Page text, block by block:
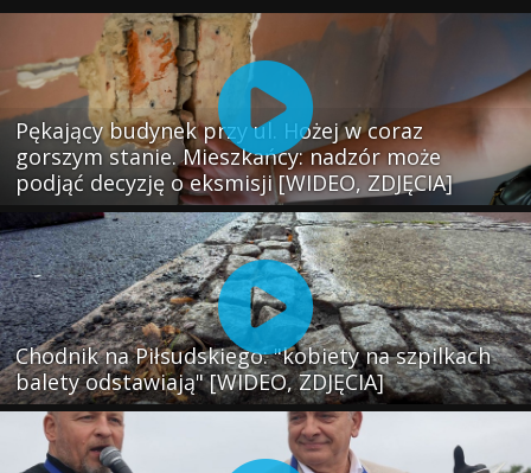
Pękający budynek przy ul. Hożej w coraz
gorszym stanie. Mieszkańcy: nadzór może
podjąć decyzję o eksmisji [WIDEO, ZDJĘCIA]
Chodnik na Piłsudskiego: "kobiety na szpilkach
balety odstawiają" [WIDEO, ZDJĘCIA]